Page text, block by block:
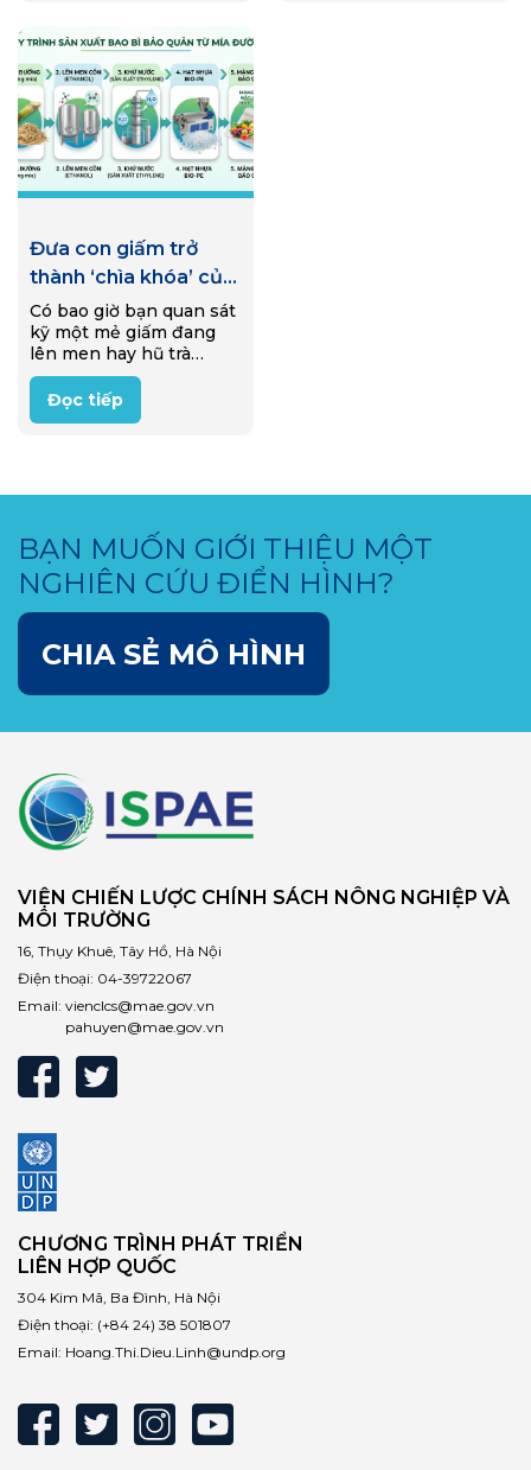
Đưa con giấm trở
thành ‘chìa khóa’ của
công nghiệp bao bì
Có bao giờ bạn quan sát
kỹ một mẻ giấm đang
lên men hay hũ trà
Kombucha sủi bọt trong
gian bếp gia đình? Bên
dưới lớp nước sóng sánh
Đọc tiếp
BẠN MUỐN GIỚI THIỆU MỘT
NGHIÊN CỨU ĐIỂN HÌNH?
CHIA SẺ MÔ HÌNH
VIỆN CHIẾN LƯỢC CHÍNH SÁCH NÔNG NGHIỆP VÀ
MÔI TRƯỜNG
16, Thụy Khuê, Tây Hồ, Hà Nội
Điện thoại: 04-39722067
Email: vienclcs@mae.gov.vn
pahuyen@mae.gov.vn
CHƯƠNG TRÌNH PHÁT TRIỂN
LIÊN HỢP QUỐC
304 Kim Mã, Ba Đình, Hà Nội
Điện thoại: (+84 24) 38 501807
Email: Hoang.Thi.Dieu.Linh@undp.org